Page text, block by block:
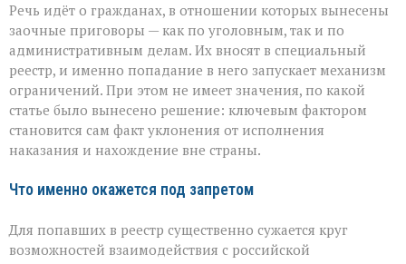
Речь идёт о гражданах, в отношении которых вынесены
заочные приговоры — как по уголовным, так и по
административным делам. Их вносят в специальный
реестр, и именно попадание в него запускает механизм
ограничений. При этом не имеет значения, по какой
статье было вынесено решение: ключевым фактором
становится сам факт уклонения от исполнения
наказания и нахождение вне страны.
Что именно окажется под запретом
Для попавших в реестр существенно сужается круг
возможностей взаимодействия с российской